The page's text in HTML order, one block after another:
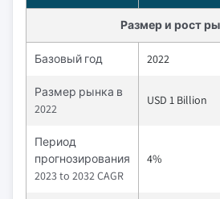
Размер и рост
Базовый год 2022
Размер рынка в
2022
USD 1 Billion
Период
прогнозирования
2023 to 2032 CAGR
4%